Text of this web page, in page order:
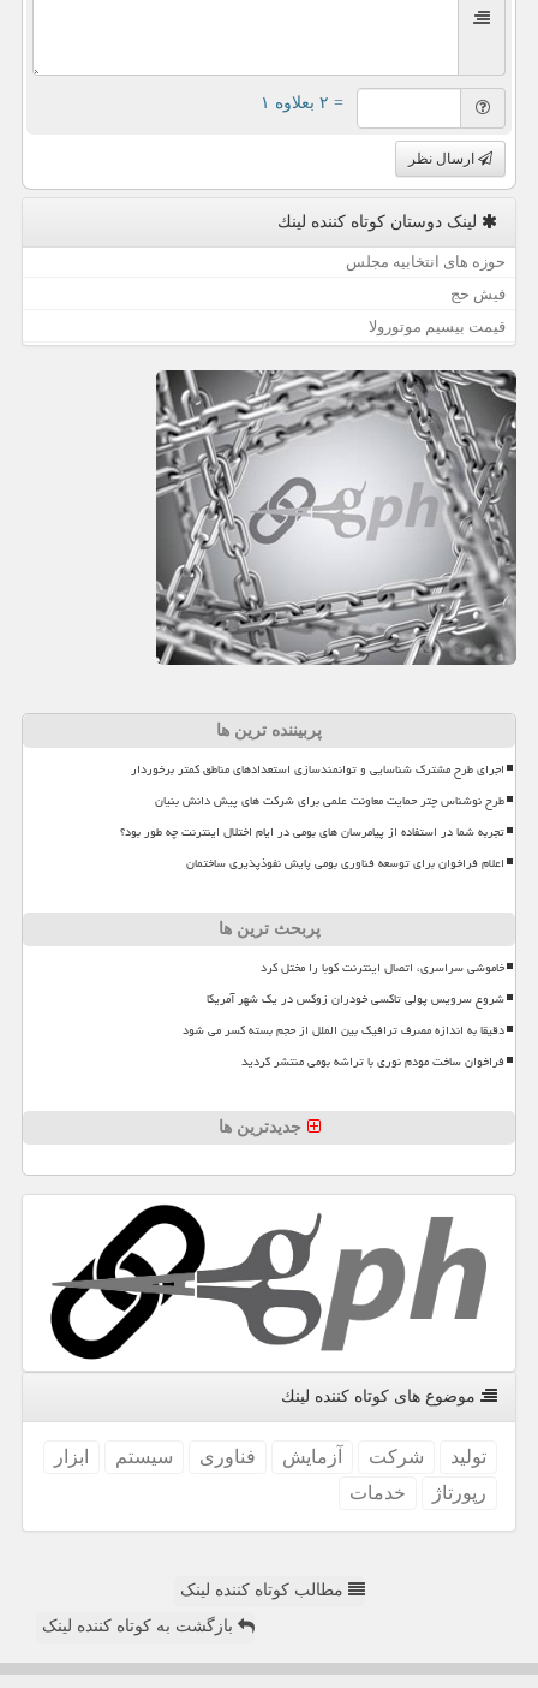
= ۲ بعلاوه ۱
ارسال نظر
لینک دوستان كوتاه كننده لینك
حوزه های انتخابیه مجلس
فیش حج
قیمت بیسیم موتورولا
پربیننده ترین ها
اجرای طرح مشترک شناسایی و توانمندسازی استعدادهای مناطق کمتر برخوردار
طرح نوشناس چتر حمایت معاونت علمی برای شرکت های پیش دانش بنیان
تجربه شما در استفاده از پیامرسان های بومی در ایام اختلال اینترنت چه طور بود؟
اعلام فراخوان برای توسعه فناوری بومی پایش نفوذپذیری ساختمان
پربحث ترین ها
خاموشی سراسری، اتصال اینترنت کوبا را مختل کرد
شروع سرویس پولی تاکسی خودران زوکس در یک شهر آمریکا
دقیقا به اندازه مصرف ترافیک بین الملل از حجم بسته کسر می شود
فراخوان ساخت مودم نوری با تراشه بومی منتشر گردید
جدیدترین ها
موضوع های كوتاه كننده لینك
تولید شركت آزمایش فناوری سیستم
ابزار
رپورتاژ
خدمات
مطالب کوتاه کننده لینک
بازگشت به کوتاه کننده لینک